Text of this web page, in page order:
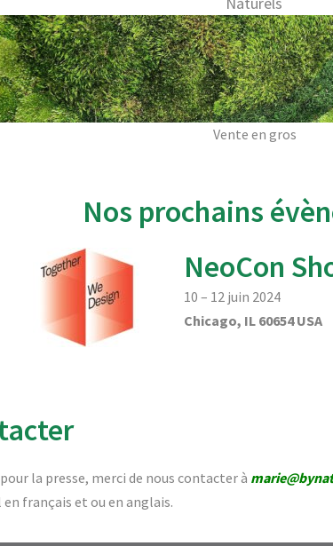
Vente en gros
Nos prochains
NeoCon
10 – 12 juin 2024
Chicago, IL 60654 USA
la presse, merci de nous contacter à
français et ou en anglais.